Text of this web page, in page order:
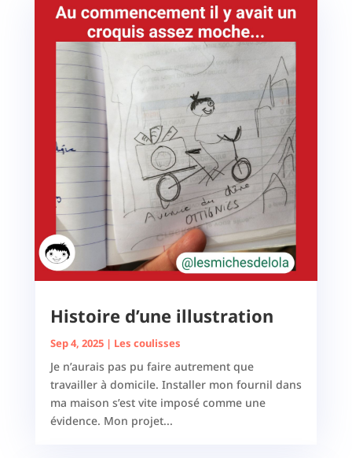
Histoire d’une illustration
Sep 4, 2025| Les coulisses
Je n’aurais pas pu faire autrement que
travailler à domicile. Installer mon fournil dans
ma maison s’est vite imposé comme une
évidence. Mon projet...